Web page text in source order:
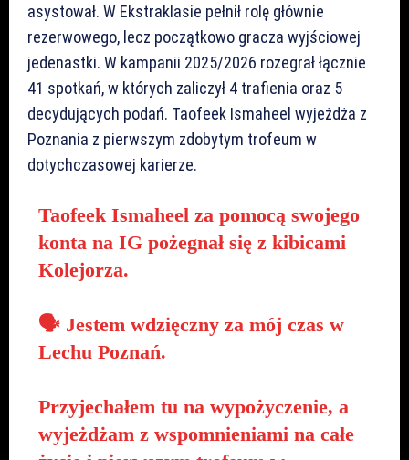
asystował. W Ekstraklasie pełnił rolę głównie
rezerwowego, lecz początkowo gracza wyjściowej
jedenastki. W kampanii 2025/2026 rozegrał łącznie
41 spotkań, w których zaliczył 4 trafienia oraz 5
decydujących podań. Taofeek Ismaheel wyjeżdża z
Poznania z pierwszym zdobytym trofeum w
dotychczasowej karierze.
Taofeek Ismaheel za pomocą swojego
konta na IG pożegnał się z kibicami
Kolejorza.
🗣️ Jestem wdzięczny za mój czas w
Lechu Poznań.
Przyjechałem tu na wypożyczenie, a
wyjeżdżam z wspomnieniami na całe